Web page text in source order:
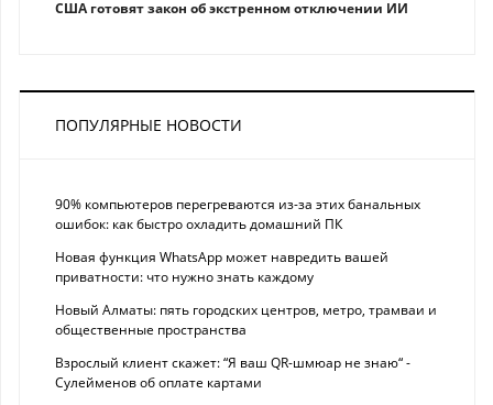
США готовят закон об экстренном отключении ИИ
ПОПУЛЯРНЫЕ НОВОСТИ
90% компьютеров перегреваются из-за этих банальных
ошибок: как быстро охладить домашний ПК
Новая функция WhatsApp может навредить вашей
приватности: что нужно знать каждому
Новый Алматы: пять городских центров, метро, трамваи и
общественные пространства
Взрослый клиент скажет: “Я ваш QR-шмюар не знаю“ -
Сулейменов об оплате картами